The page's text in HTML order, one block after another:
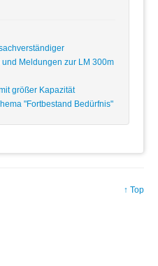
Meldungen zur LM 300m
größer Kapazität
"Fortbestand Bedürfnis"
↑ Top